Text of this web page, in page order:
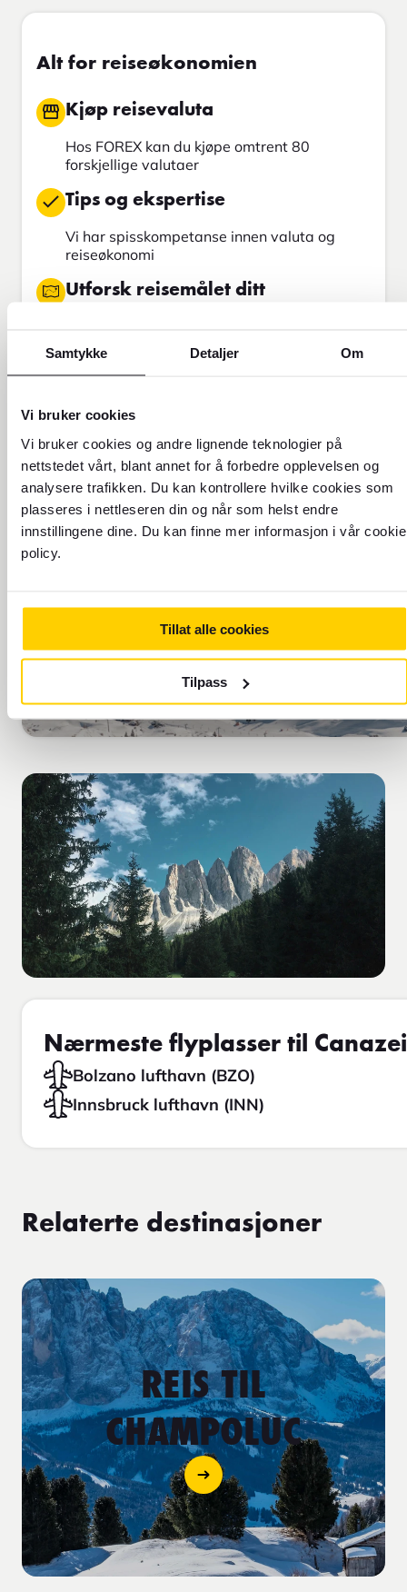
Samtykke Detaljer Om
Vi bruker cookies
Vi bruker cookies og andre lignende teknologier på
nettstedet vårt, blant annet for å forbedre opplevelsen og
analysere trafikken. Du kan kontrollere hvilke cookies som
plasseres i nettleseren din og når som helst endre
innstillingene dine. Du kan finne mer informasjon i vår cookie
policy.
Tillat alle cookies
Tilpass
Alt for reiseøkonomien
Kjøp reisevaluta
Hos FOREX kan du kjøpe omtrent 80
forskjellige valutaer
Tips og ekspertise
Vi har spisskompetanse innen valuta og
reiseøkonomi
Utforsk reisemålet ditt
over 300 destinasjoner verden over
Send penger
Send penger med Western Union
Finn din neste reise
TIDSSONE: TIDSZON:
UTC+1
Nærmeste flyplasser til Canazei
Bolzano lufthavn (BZO)
Innsbruck lufthavn (INN)
Relaterte destinasjoner
REIS TIL
CHAMPOLUC